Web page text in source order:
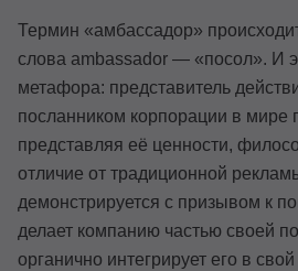
Термин «амбассадор»
слова ambassador — «посол». И
метафора: представитель
посланником корпорации в мире
представляя её ценности,
отличие от традиционной
демонстрируется с призывом к
делает компанию частью своей
органично интегрирует его в свой